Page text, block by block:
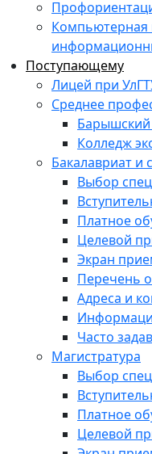
Компьютерная
Поступающему
Лицей при
Среднее
Колледж
Бакалавриат и
Выбор
Платное
Целевой
Экран
Перечень
Адреса и
Часто
Магистратура
Выбор
Платное
Целевой